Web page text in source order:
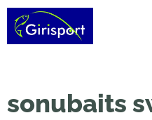
sonubaits